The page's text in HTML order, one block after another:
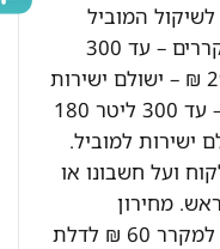
המוביל
ותנאי המקום. היפוך דלתות במקררים – עד 300
200 ₪, 300-600 ליטר 290 ₪ – ישולם ישירות
לטכנא. פירוק דלתות במקררים – עד 300 ליטר 180
₪ – ישולם ישירות למוביל.
ועל חשבונו או
מחירון
לתוספות מיוחדות: פרוק דלתות למקרר 60 ₪ לדלת